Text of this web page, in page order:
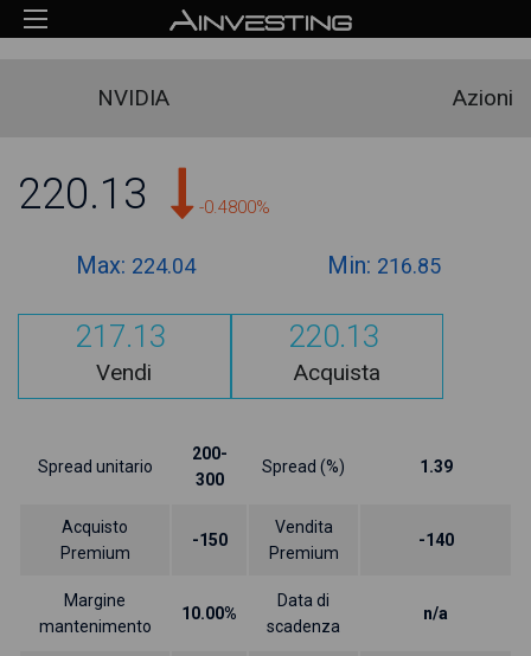
NVIDIA Azioni
220.13 -0.4800%
Max: 224.04 Min: 216.85
217.13
Vendi
220.13
Acquista
Spread unitario
200-
300
Spread (%) 1.39
Acquisto
Premium
-150
Vendita
Premium
-140
Margine
mantenimento
10.00%
Data di
scadenza
n/a